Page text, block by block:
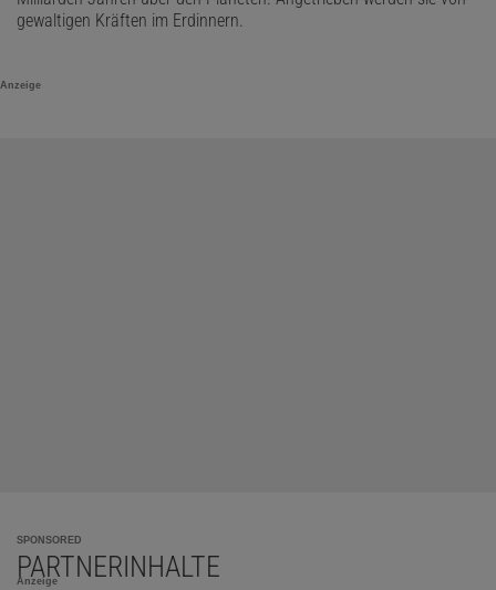
gewaltigen Kräften im Erdinnern.
Anzeige
SPONSORED
PARTNERINHALTE
Anzeige